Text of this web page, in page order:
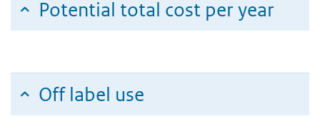
Potential total cost per year
Off label use